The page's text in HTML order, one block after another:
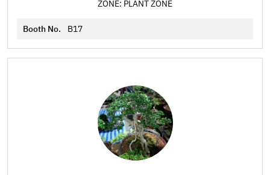
ZONE: PLANT ZONE
Booth No. B17